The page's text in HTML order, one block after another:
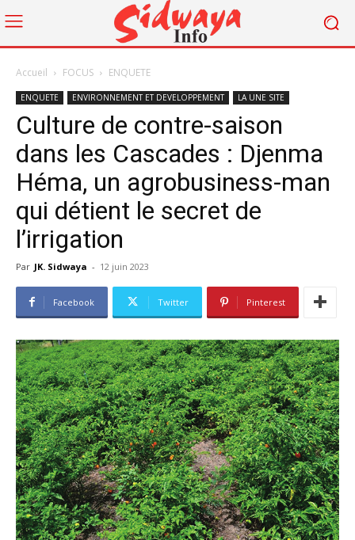
Accueil FOCUS ENQUETE
ENQUETE ENVIRONNEMENT ET DEVELOPPEMENT LA UNE SITE
Culture de contre-saison
dans les Cascades : Djenma
Héma, un agrobusiness-man
qui détient le secret de
l’irrigation
Par JK. Sidwaya - 12 juin 2023
Facebook Twitter Pinterest